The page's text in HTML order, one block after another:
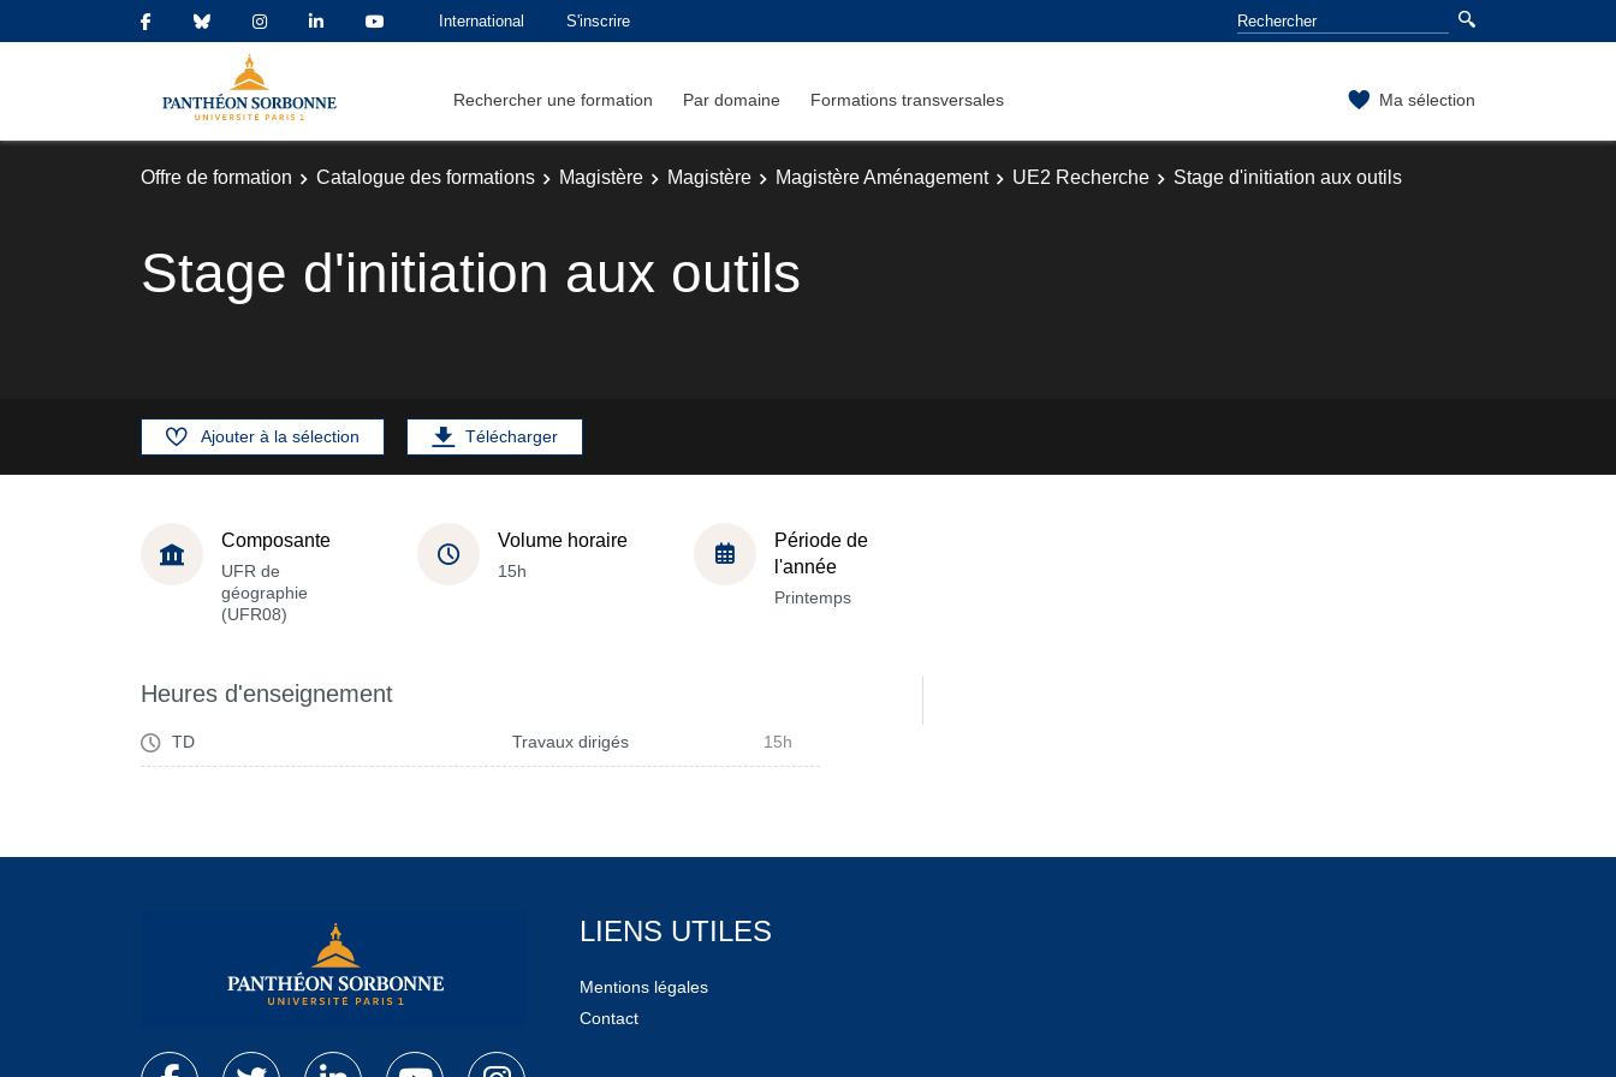
International S'inscrire
Rechercher une formation Par domaine Formations transversales Ma sélection
Offre de formation Catalogue des formations Magistère Magistère Magistère Aménagement UE2 Recherche Stage d'initiation aux outils
Stage d'initiation aux outils
Ajouter à la sélection Télécharger
Composante
UFR de
géographie
(UFR08)
Volume horaire
15h
Période de
l'année
Printemps
Heures d'enseignement
TD Travaux dirigés 15h
LIENS UTILES
Mentions légales
Contact